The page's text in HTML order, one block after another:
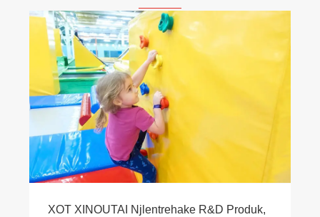
XOT XINOUTAI Njlentrehake R&D Produk,